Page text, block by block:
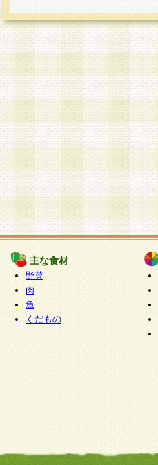
主な食材
野菜
肉
魚
くだもの